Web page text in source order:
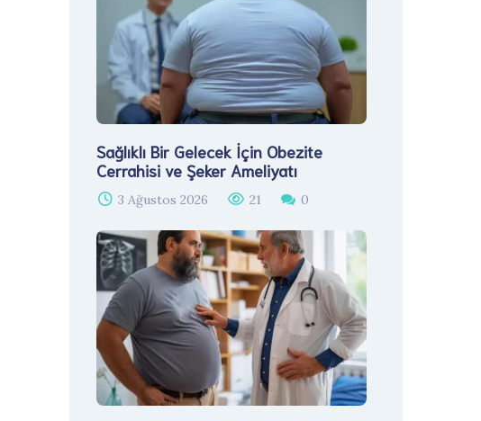
Sağlıklı Bir Gelecek İçin Obezite
Cerrahisi ve Şeker Ameliyatı
3 Ağustos 2026 21 0